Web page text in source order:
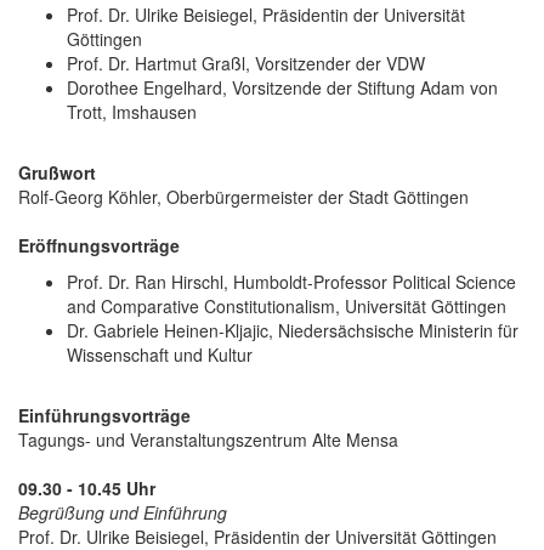
Prof. Dr. Ulrike Beisiegel, Präsidentin der Universität
Göttingen
Prof. Dr. Hartmut Graßl, Vorsitzender der VDW
Dorothee Engelhard, Vorsitzende der Stiftung Adam von
Trott, Imshausen
Grußwort
Rolf-Georg Köhler, Oberbürgermeister der Stadt Göttingen
Eröffnungsvorträge
Prof. Dr. Ran Hirschl, Humboldt-Professor Political Science
and Comparative Constitutionalism, Universität Göttingen
Dr. Gabriele Heinen-Kljajic, Niedersächsische Ministerin für
Wissenschaft und Kultur
Einführungsvorträge
Tagungs- und Veranstaltungszentrum Alte Mensa
09.30 - 10.45 Uhr
Begrüßung und Einführung
Prof. Dr. Ulrike Beisiegel, Präsidentin der Universität Göttingen